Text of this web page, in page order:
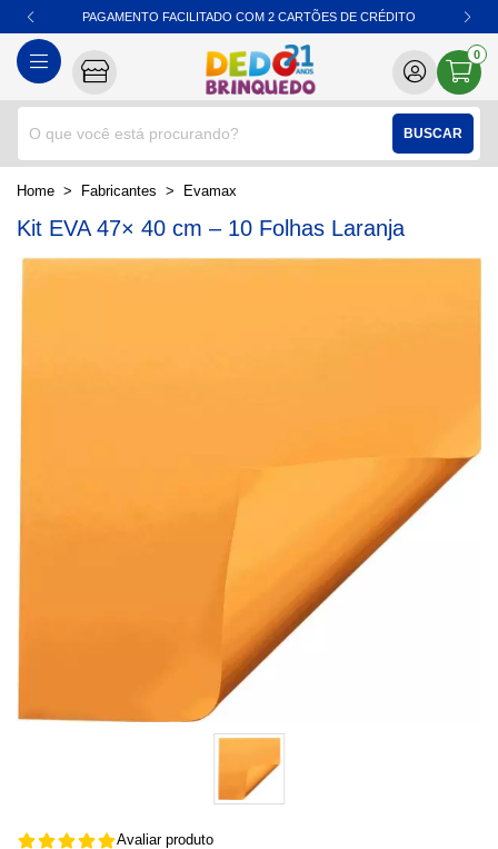
BUSCAR
0
PAGAMENTO FACILITADO COM 2 CARTÕES DE CRÉDITO
home Fabricantes evamax
Kit EVA 47× 40 cm – 10 Folhas Laranja
Avaliar produto